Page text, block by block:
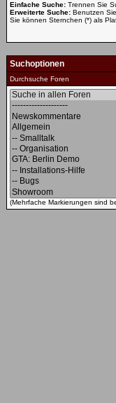
Einfache Suche: Trennen Sie
Erweiterte Suche: Benutzen
Sie können Sternchen (*) als
Suchoptionen
Durchsuche Foren
(Mehrfache Markierungen sind